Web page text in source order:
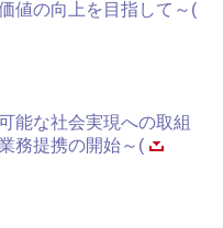
値の向上を目指して～(
能な社会実現への取組
務提携の開始～(